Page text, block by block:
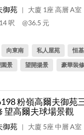
御苑 |
大廈 1座 高層 A室
呎
@36.5 元
向東南 私人屋苑
恒基
景 望開揚景 豪華裝修
粉嶺高爾夫御苑
望高爾夫球場景觀
御苑 |
大廈 5座 中層 A室